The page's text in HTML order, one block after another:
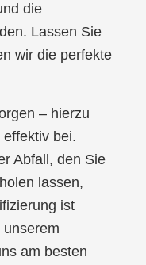
die
Lassen Sie
wir die perfekte
– hierzu
bei.
Abfall, den Sie
lassen,
ist
am besten